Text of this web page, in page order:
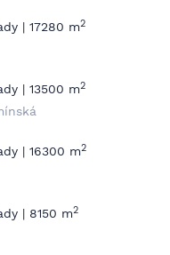
| 17280 m2
| 13500 m2
| 16300 m2
| 8150 m2